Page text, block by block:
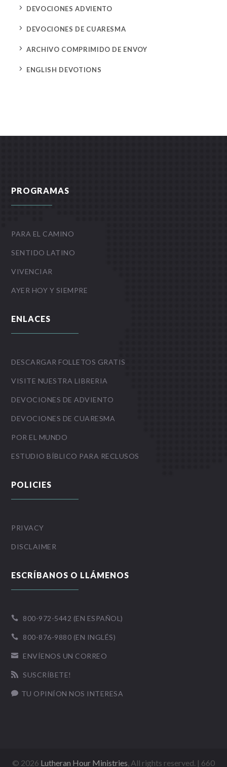
5 DEVOCIONES ADVIENTO
5 DEVOCIONES DE CUARESMA
5 ARCHIVO COMPRIMIDO DE ENVOY
5 ENGLISH DEVOTIONS
PROGRAMAS
PARA EL CAMINO
SENTIDO LATINO
VIVENCIAR
AYER HOY Y SIEMPRE
ENLACES
DESCARGAR FOLLETOS GRATIS
VISITE NUESTRA LIBRERIA
DEVOCIONES DE ADVIENTO
DEVOCIONES DE CUARESMA
POR EL MUNDO
ESTUDIO BÍBLICO PARA RECLUSOS
POLICIES
PRIVACY
DISCLAIMER
ESCRÍBANOS O LLÁMENOS
 800-972-5442 (EN ESPAÑOL)
 800-876-9880 (EN INGLÉS)
 ENVÍENOS UN CORREO
 SUSCRÍBETE!
 TU OPINÍON NOS INTERESA
© 2026 Lutheran Hour Ministries, All rights reserved. | 660